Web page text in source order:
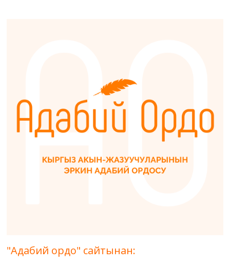
"Адабий ордо" сайтынан: